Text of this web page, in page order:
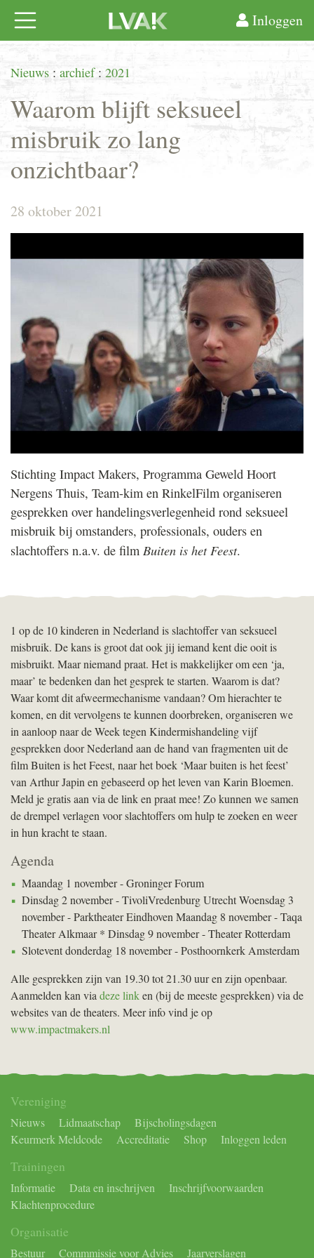
Inloggen
Nieuws : archief: 2021
Waarom blijft seksueel
misbruik zo lang
onzichtbaar?
28 oktober 2021
Stichting Impact Makers, Programma Geweld Hoort
Nergens Thuis, Team-kim en RinkelFilm organiseren
gesprekken over handelingsverlegenheid rond seksueel
misbruik bij omstanders, professionals, ouders en
slachtoffers n.a.v. de film Buiten is het Feest.
1 op de 10 kinderen in Nederland is slachtoffer van seksueel
misbruik. De kans is groot dat ook jij iemand kent die ooit is
misbruikt. Maar niemand praat. Het is makkelijker om een ‘ja,
maar’ te bedenken dan het gesprek te starten. Waarom is dat?
Waar komt dit afweermechanisme vandaan? Om hierachter te
komen, en dit vervolgens te kunnen doorbreken, organiseren we
in aanloop naar de Week tegen Kindermishandeling vijf
gesprekken door Nederland aan de hand van fragmenten uit de
film Buiten is het Feest, naar het boek ‘Maar buiten is het feest’
van Arthur Japin en gebaseerd op het leven van Karin Bloemen.
Meld je gratis aan via de link en praat mee! Zo kunnen we samen
de drempel verlagen voor slachtoffers om hulp te zoeken en weer
in hun kracht te staan.
Agenda
Maandag 1 november - Groninger Forum
Dinsdag 2 november - TivoliVredenburg Utrecht Woensdag 3
november - Parktheater Eindhoven Maandag 8 november - Taqa
Theater Alkmaar * Dinsdag 9 november - Theater Rotterdam
Slotevent donderdag 18 november - Posthoornkerk Amsterdam
Alle gesprekken zijn van 19.30 tot 21.30 uur en zijn openbaar.
Aanmelden kan via deze linken (bij de meeste gesprekken) via de
websites van de theaters. Meer info vind je op
www.impactmakers.nl
Vereniging
Nieuws Lidmaatschap
Bijscholingsdagen
Keurmerk Meldcode
Accreditatie Shop Inloggen leden
Trainingen
Informatie Data en inschrijven
Inschrijfvoorwaarden
Klachtenprocedure
Organisatie
Bestuur Commmissie voor Advies Jaarverslagen